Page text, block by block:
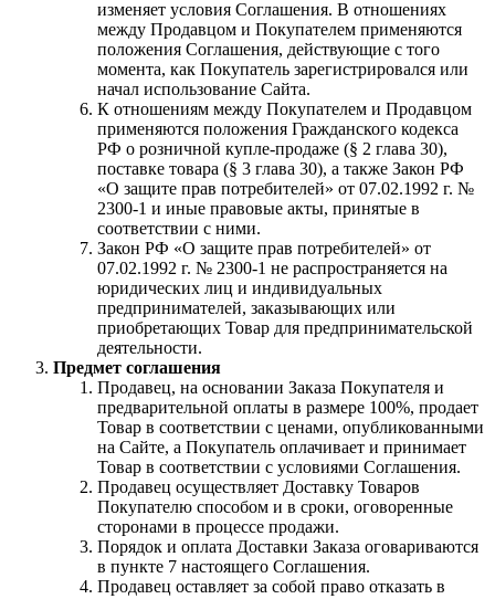
изменяет условия Соглашения. В отношениях
между Продавцом и Покупателем применяются
положения Соглашения, действующие с того
момента, как Покупатель зарегистрировался или
начал использование Сайта.
К отношениям между Покупателем и Продавцом
применяются положения Гражданского кодекса
РФ о розничной купле-продаже (§ 2 глава 30),
поставке товара (§ 3 глава 30), а также Закон РФ
«О защите прав потребителей» от 07.02.1992 г. №
2300-1 и иные правовые акты, принятые в
соответствии с ними.
Закон РФ «О защите прав потребителей» от
07.02.1992 г. № 2300-1 не распространяется на
юридических лиц и индивидуальных
предпринимателей, заказывающих или
приобретающих Товар для предпринимательской
деятельности.
Предмет соглашения
Продавец, на основании Заказа Покупателя и
предварительной оплаты в размере 100%, продает
Товар в соответствии с ценами, опубликованными
на Сайте, а Покупатель оплачивает и принимает
Товар в соответствии с условиями Соглашения.
Продавец осуществляет Доставку Товаров
Покупателю способом и в сроки, оговоренные
сторонами в процессе продажи.
Порядок и оплата Доставки Заказа оговариваются
в пункте 7 настоящего Соглашения.
Продавец оставляет за собой право отказать в